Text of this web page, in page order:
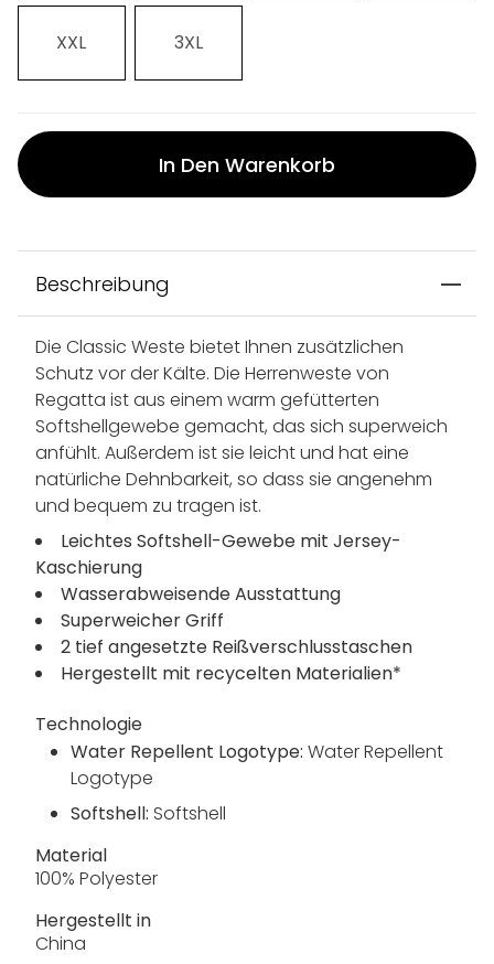
XXL 3XL
In Den Warenkorb
Beschreibung
Die Classic Weste bietet Ihnen zusätzlichen
Schutz vor der Kälte. Die Herrenweste von
Regatta ist aus einem warm gefütterten
Softshellgewebe gemacht, das sich superweich
anfühlt. Außerdem ist sie leicht und hat eine
natürliche Dehnbarkeit, so dass sie angenehm
und bequem zu tragen ist.
Leichtes Softshell-Gewebe mit Jersey-
Kaschierung
Wasserabweisende Ausstattung
Superweicher Griff
2 tief angesetzte Reißverschlusstaschen
Hergestellt mit recycelten Materialien*
Technologie
Water Repellent Logotype: Water Repellent
Logotype
Softshell: Softshell
Material
100% Polyester
Hergestellt in
China